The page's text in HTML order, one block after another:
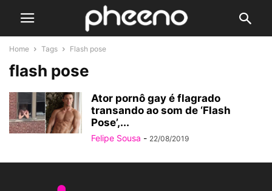
Home Tags Flash pose
flash pose
Ator pornô gay é flagrado
transando ao som de ‘Flash
Pose’,...
Felipe Sousa - 22/08/2019